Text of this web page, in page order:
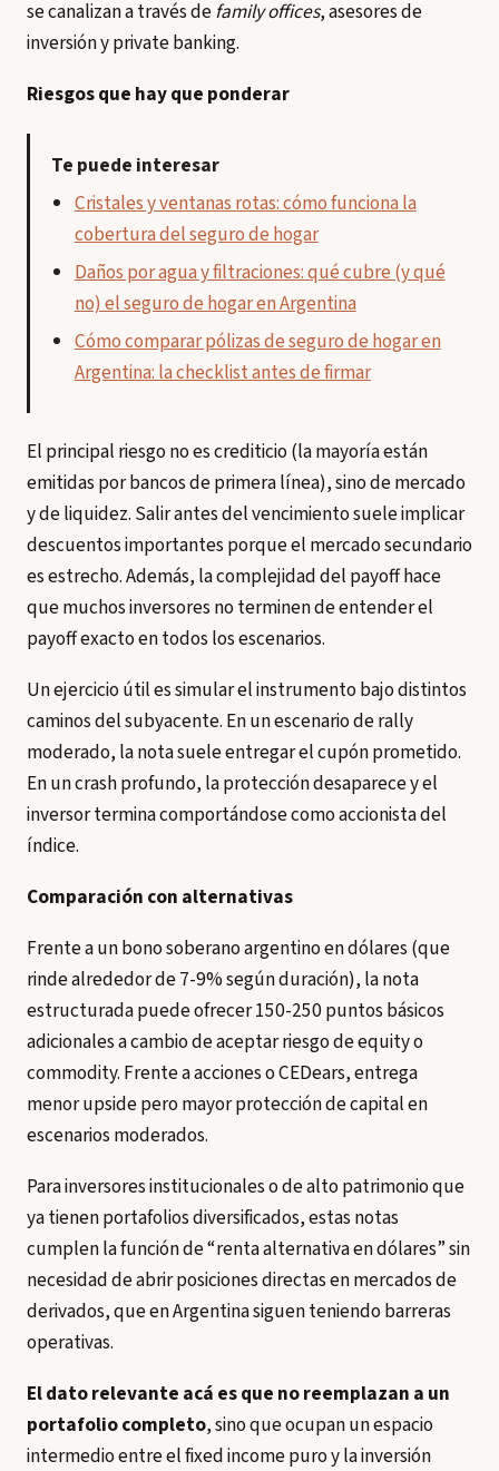
se canalizan a través defamily offices, asesores de
inversión y private banking.
Riesgos que hay que ponderar
Te puede interesar
Cristales y ventanas rotas: cómo funciona la
cobertura del seguro de hogar
Daños por agua y filtraciones: qué cubre (y qué
no) el seguro de hogar en Argentina
Cómo comparar pólizas de seguro de hogar en
Argentina: la checklist antes de firmar
El principal riesgo no es crediticio (la mayoría están
emitidas por bancos de primera línea), sino de mercado
y de liquidez. Salir antes del vencimiento suele implicar
descuentos importantes porque el mercado secundario
es estrecho. Además, la complejidad del payoff hace
que muchos inversores no terminen de entender el
payoff exacto en todos los escenarios.
Un ejercicio útil es simular el instrumento bajo distintos
caminos del subyacente. En un escenario de rally
moderado, la nota suele entregar el cupón prometido.
En un crash profundo, la protección desaparece y el
inversor termina comportándose como accionista del
índice.
Comparación con alternativas
Frente a un bono soberano argentino en dólares (que
rinde alrededor de 7-9% según duración), la nota
estructurada puede ofrecer 150-250 puntos básicos
adicionales a cambio de aceptar riesgo de equity o
commodity. Frente a acciones o CEDears, entrega
menor upside pero mayor protección de capital en
escenarios moderados.
Para inversores institucionales o de alto patrimonio que
ya tienen portafolios diversificados, estas notas
cumplen la función de “renta alternativa en dólares” sin
necesidad de abrir posiciones directas en mercados de
derivados, que en Argentina siguen teniendo barreras
operativas.
El dato relevante acá es que no reemplazan a un
portafolio completo, sino que ocupan un espacio
intermedio entre el fixed income puro y la inversión